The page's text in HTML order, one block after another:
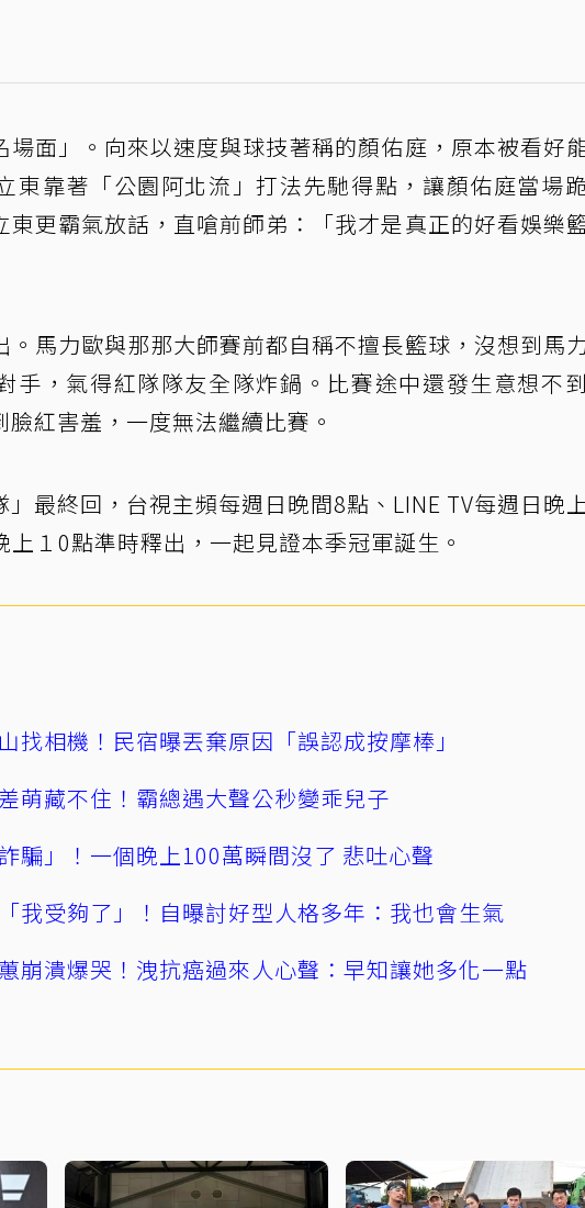
場面」。向來以速度與球技著稱的顏佑庭，原本被看好
東靠著「公園阿北流」打法先馳得點，讓顏佑庭當場
東更霸氣放話，直嗆前師弟：「我才是真正的好看娛樂
。馬力歐與那那大師賽前都自稱不擅長籃球，沒想到馬
手，氣得紅隊隊友全隊炸鍋。比賽途中還發生意想不
紅害羞，一度無法繼續比賽。
」最終回，台視主頻每週日晚間8點、LINE TV每週日晚
１0點準時釋出，一起見證本季冠軍誕生。
找相機！民宿曝丟棄原因「誤認成按摩棒」
萌藏不住！霸總遇大聲公秒變乖兒子
騙」！一個晚上100萬瞬間沒了 悲吐心聲
我受夠了」！自曝討好型人格多年：我也會生氣
崩潰爆哭！洩抗癌過來人心聲：早知讓她多化一點